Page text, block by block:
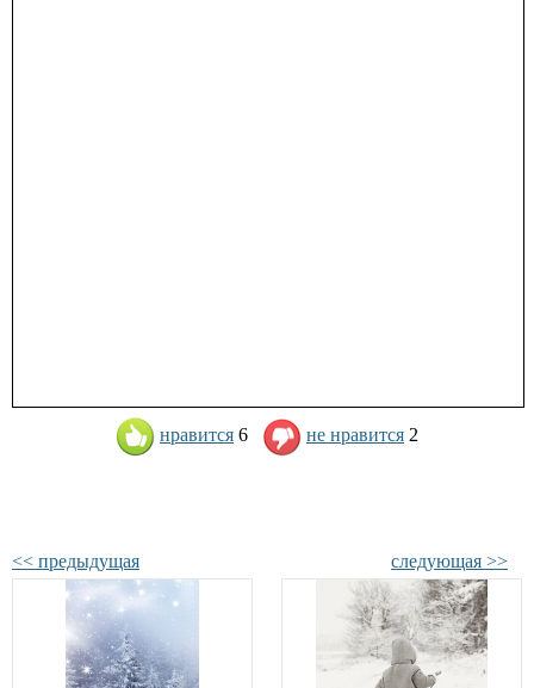
нравится 6 не нравится 2
<< предыдущая следующая >>